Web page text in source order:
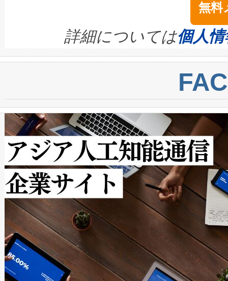
きます。この効率性は、フェ
ます。 Voltaiq provides a
quality and reliability for AI
BESS stack to ensure battery
centers. Voltaiqは、ai&のAI
からシステム統合、試運転、
クルの各段階のデータを監視
[…]
イズの小径化を実現すること
す。ノーマルモードでは、
ートル先まで検出でき、これ
トに対して約600メートルに
では、反射率10％のターゲッ
で向上し、最大検知距離は
ットだけで最大1キロメート
ルの変電所周囲を監視でき、
作業と点群処理を簡素化でき
Avia 2は、2種類のFOVオプシ
× 80°のノーマルモード、長
ードを切り替えて使用するこ
ることなく、単一のデバイス
無料
詳細については個人